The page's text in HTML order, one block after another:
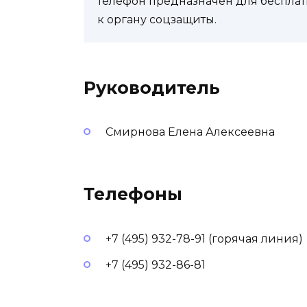
к органу соцзащиты.
Руководитель
Смирнова Елена Алексеевна
Телефоны
+7 (495) 932-78-91 (горячая линия)
+7 (495) 932-86-81